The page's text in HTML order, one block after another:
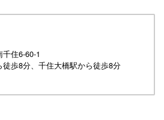
住6-60-1
歩8分、千住大橋駅から徒歩8分